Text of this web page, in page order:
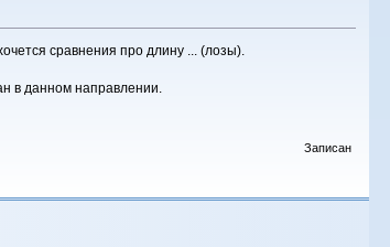
сравнения про длину ... (лозы).
в данном направлении.
Записан